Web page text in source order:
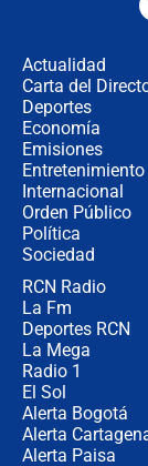
Actualidad
Carta del
Deportes
Economía
Emisiones
Entretenimiento
Internacional
Orden Público
Política
Sociedad
RCN Radio
La Fm
Deportes RCN
La Mega
Radio 1
El Sol
Alerta Bogotá
Alerta
Alerta Paisa